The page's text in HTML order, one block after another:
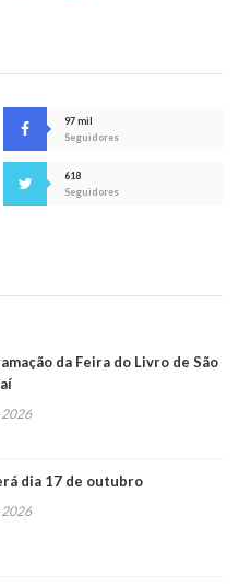
97 mil
Seguidores
618
Seguidores
da Feira do Livro de São
2026
dia 17 de outubro
2026